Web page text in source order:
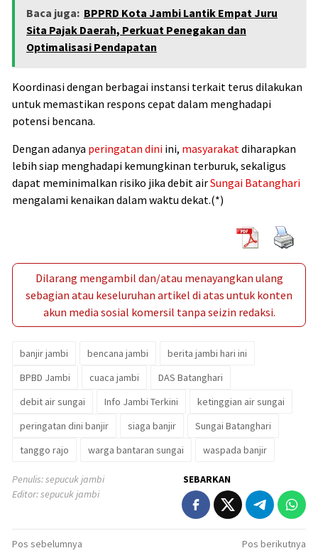
Baca juga: BPPRD Kota Jambi Lantik Empat Juru
Sita Pajak Daerah, Perkuat Penegakan dan
Optimalisasi Pendapatan
Koordinasi dengan berbagai instansi terkait terus dilakukan
untuk memastikan respons cepat dalam menghadapi
potensi bencana.
Dengan adanya peringatan dini ini, masyarakatdiharapkan
lebih siap menghadapi kemungkinan terburuk, sekaligus
dapat meminimalkan risiko jika debit airSungai Batanghari
mengalami kenaikan dalam waktu dekat.(*)
Dilarang mengambil dan/atau menayangkan ulang
sebagian atau keseluruhan artikel di atas untuk konten
akun media sosial komersil tanpa seizin redaksi.
banjir jambi bencana jambi
berita jambi hari ini
BPBD Jambi
cuaca jambi
DAS Batanghari
debit air sungai
Info Jambi Terkini
ketinggian air sungai
peringatan dini banjir
siaga banjir
Sungai Batanghari
tanggo rajo
warga bantaran sungai waspada banjir
Penulis: sepucuk jambi
Editor: sepucuk jambi
SEBARKAN
Navigasi
Pos sebelumnya
Pos berikutnya